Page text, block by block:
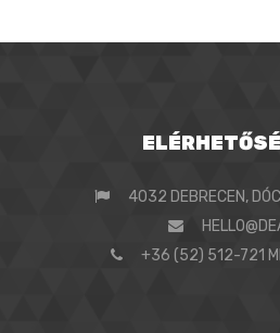
4032 DEBRECEN,
+36 (52) 512-721